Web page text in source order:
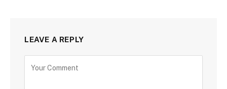
LEAVE A REPLY